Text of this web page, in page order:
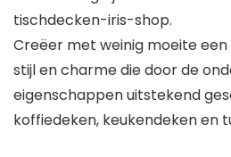
tischdecken-iris-shop.
Creëer met weinig moeite
stijl en charme die door de
eigenschappen uitstekend
koffiedeken, keukendeken en